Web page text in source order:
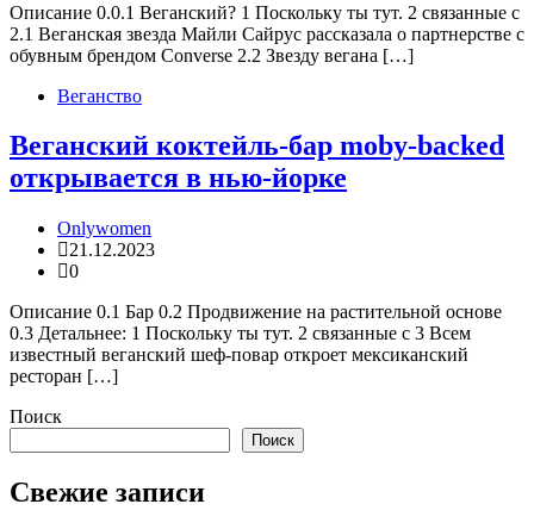
Описание 0.0.1 Веганский? 1 Поскольку ты тут. 2 связанные с
2.1 Веганская звезда Майли Сайрус рассказала о партнерстве с
обувным брендом Converse 2.2 Звезду вегана […]
Веганство
Веганский коктейль-бар moby-backed
открывается в нью-йорке
Onlywomen
21.12.2023
0
Описание 0.1 Бар 0.2 Продвижение на растительной основе
0.3 Детальнее: 1 Поскольку ты тут. 2 связанные с 3 Всем
известный веганский шеф-повар откроет мексиканский
ресторан […]
Поиск
Поиск
Свежие записи